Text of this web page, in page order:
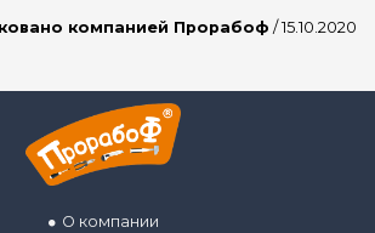
компанией Прорабоф / 15.10.2020
О компании